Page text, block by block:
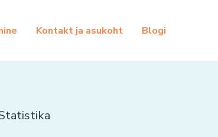
Kontakt ja asukoht Blogi